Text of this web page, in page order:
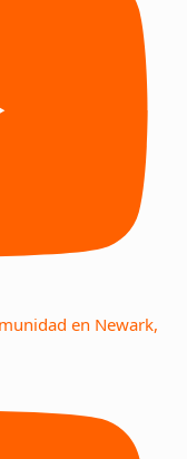
en Newark,